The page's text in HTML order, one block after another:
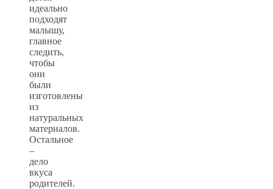
идеально
подходят
малышу,
главное
следить,
чтобы
они
были
изготовлены
из
натуральных
материалов.
Остальное
–
дело
вкуса
родителей.